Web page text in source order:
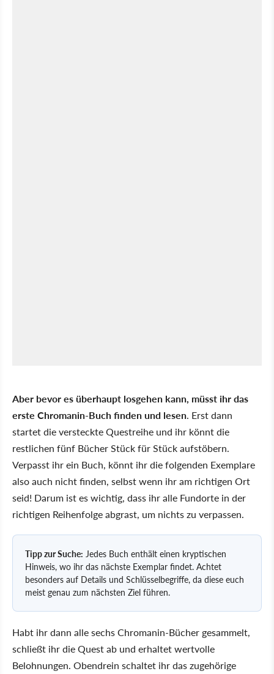
Aber bevor es überhaupt losgehen kann, müsst ihr das
erste Chromanin-Buch finden und lesen. Erst dann
startet die versteckte Questreihe und ihr könnt die
restlichen fünf Bücher Stück für Stück aufstöbern.
Verpasst ihr ein Buch, könnt ihr die folgenden Exemplare
also auch nicht finden, selbst wenn ihr am richtigen Ort
seid! Darum ist es wichtig, dass ihr alle Fundorte in der
richtigen Reihenfolge abgrast, um nichts zu verpassen.
Tipp zur Suche: Jedes Buch enthält einen kryptischen
Hinweis, wo ihr das nächste Exemplar findet. Achtet
besonders auf Details und Schlüsselbegriffe, da diese euch
meist genau zum nächsten Ziel führen.
Habt ihr dann alle sechs Chromanin-Bücher gesammelt,
schließt ihr die Quest ab und erhaltet wertvolle
Belohnungen. Obendrein schaltet ihr das zugehörige